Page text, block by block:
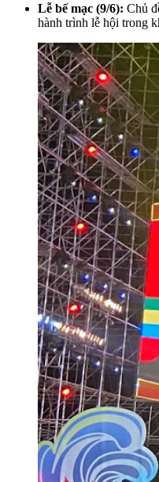
Lễ bế mạc (9/6): Chủ
hành trình lễ hội trong